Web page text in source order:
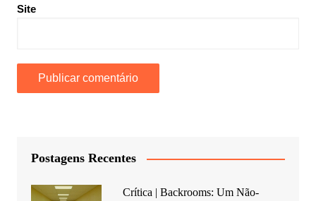
Site
Postagens Recentes
Crítica | Backrooms: Um Não-